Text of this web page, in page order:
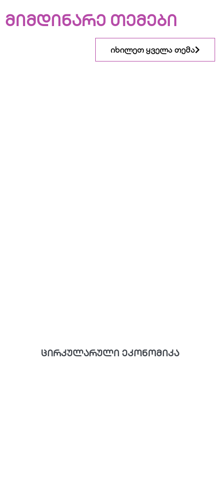
მიმდინარე თემები
იხილეთ ყველა თემა
ცირკულარული ეკონომიკა